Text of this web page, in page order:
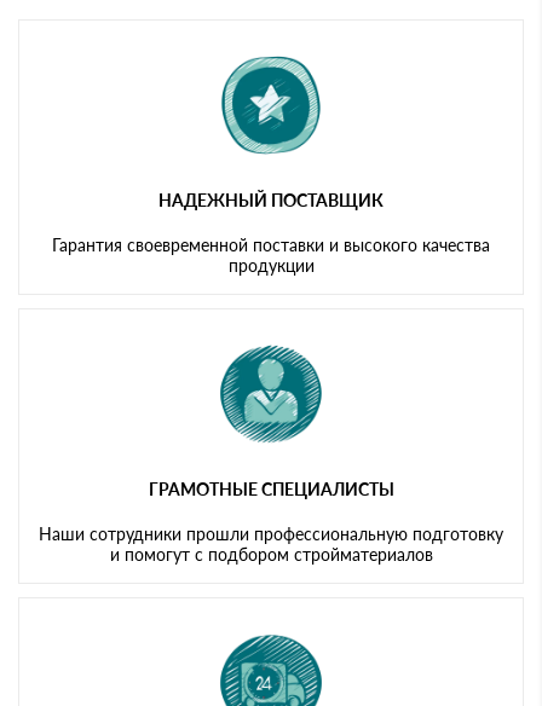
НАДЕЖНЫЙ ПОСТАВЩИК
Гарантия своевременной поставки и высокого качества
продукции
ГРАМОТНЫЕ СПЕЦИАЛИСТЫ
Наши сотрудники прошли профессиональную подготовку
и помогут с подбором стройматериалов